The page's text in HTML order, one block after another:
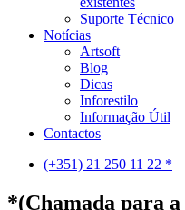
Suporte Técnico
Notícias
Artsoft
Blog
Dicas
Inforestilo
Informação Útil
Contactos
(+351) 21 250 11 22 *
*(Chamada para